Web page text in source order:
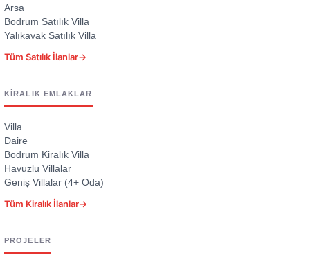
Arsa
Bodrum Satılık Villa
Yalıkavak Satılık Villa
Tüm Satılık İlanlar→
KIRALIK EMLAKLAR
Villa
Daire
Bodrum Kiralık Villa
Havuzlu Villalar
Geniş Villalar (4+ Oda)
Tüm Kiralık İlanlar→
PROJELER